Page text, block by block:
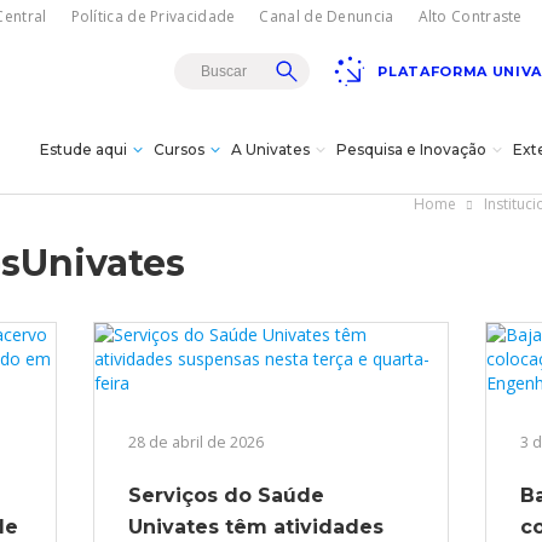
Política de Privacidade Canal de Denuncia Alto Contraste
PLATAFORMA
Estude aqui
e bolsas
Cursos A Univates
Institucional
Pesquisa e Inovação
da
Pesquisa
de
Cursos Crie
-
Oksana Bondareva e
The Moscow Ballet em
Lajeado
Home
28 de abril de 2026
Serviços do Saúde
Univates têm atividades
3